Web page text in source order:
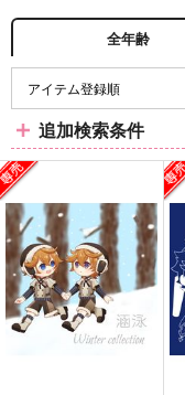
全年齢
追加検索条件